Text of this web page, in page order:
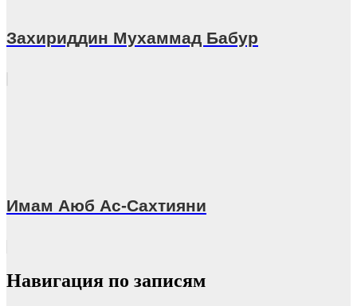
Захириддин Мухаммад Бабур
Имам Аюб Ас-Сахтияни
Навигация по записям